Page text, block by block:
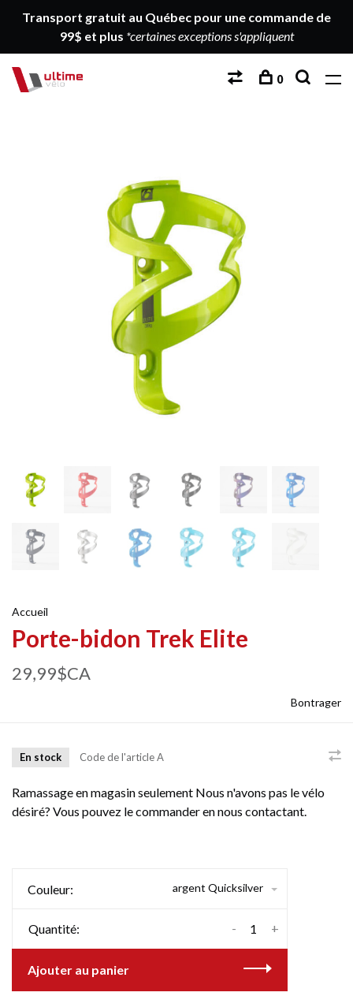
Transport gratuit au Québec pour une commande de
99$ et plus *certaines exceptions s'appliquent
0
Accueil
Porte-bidon Trek Elite
29,99$CA
Bontrager
En stock Code de l'articleA
Ramassage en magasin seulement Nous n'avons pas le vélo
désiré? Vous pouvez le commander en nous contactant.
Couleur: argent Quicksilver
Quantité: +
-
Ajouter au panier